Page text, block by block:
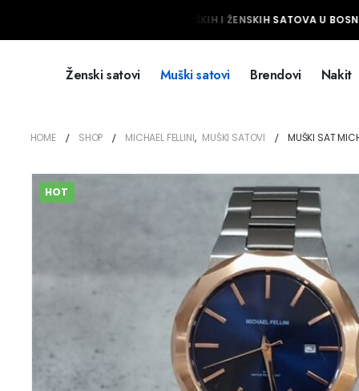
NAJVEĆI IZBOR MUŠKIH I ŽENSKIH SATOVA U
Ženski satovi Muški satovi Brendovi Nakit
HOME SHOP MICHAEL FELLINI, MUŠKI SATOVI MUŠKI SAT
HOT